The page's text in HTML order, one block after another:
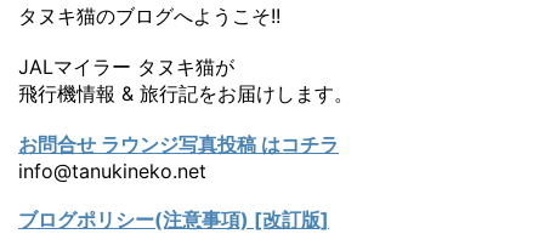
タヌキ猫のブログへようこそ!!
JALマイラー タヌキ猫が
飛行機情報 & 旅行記をお届けします。
お問合せ ラウンジ写真投稿 はコチラ
info@tanukineko.net
ブログポリシー(注意事項) [改訂版]